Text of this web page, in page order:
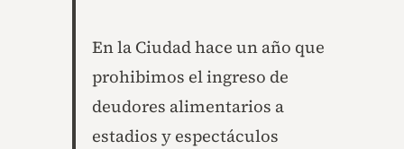
En la Ciudad hace un año que
prohibimos el ingreso de
deudores alimentarios a
estadios y espectáculos